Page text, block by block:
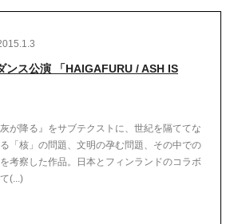
ンス公演 「HAIGAFURU / ASH IS
が降る』をサブテクストに、世紀を隔ててな
「核」の問題、文明の孕む問題、その中での
考察した作品。日本とフィンランドのコラボ
(...)